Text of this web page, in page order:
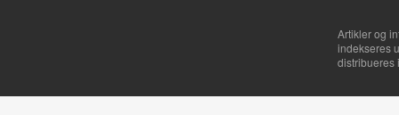
Artikler og
indekseres
distribueres